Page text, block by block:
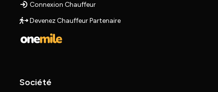
Connexion Chauffeur
Devenez Chauffeur Partenaire
Société